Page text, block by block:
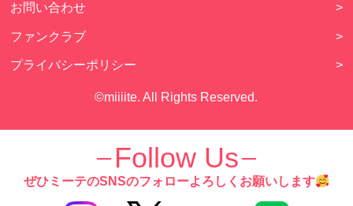
Follow Us
ぜひミーテのSNSのフォローよろしくお願いします
お問い合わせ >
ファンクラブ >
プライバシーポリシー >
©miiiite. All Rights Reserved.